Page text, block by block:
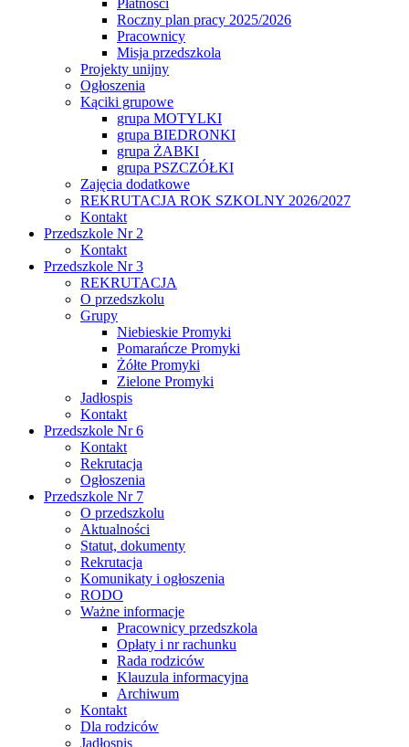
Płatności
Roczny plan pracy 2025/2026
Pracownicy
Misja przedszkola
Projekty unijny
Ogłoszenia
Kąciki grupowe
grupa MOTYLKI
grupa BIEDRONKI
grupa ŻABKI
grupa PSZCZÓŁKI
Zajęcia dodatkowe
REKRUTACJA ROK SZKOLNY 2026/2027
Kontakt
Przedszkole Nr 2
Kontakt
Przedszkole Nr 3
REKRUTACJA
O przedszkolu
Grupy
Niebieskie Promyki
Pomarańcze Promyki
Żółte Promyki
Zielone Promyki
Jadłospis
Kontakt
Przedszkole Nr 6
Kontakt
Rekrutacja
Ogłoszenia
Przedszkole Nr 7
O przedszkolu
Aktualności
Statut, dokumenty
Rekrutacja
Komunikaty i ogłoszenia
RODO
Ważne informacje
Pracownicy przedszkola
Opłaty i nr rachunku
Rada rodziców
Klauzula informacyjna
Archiwum
Kontakt
Dla rodziców
Jadłospis